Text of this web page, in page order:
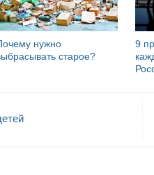
нужно
старое?
9